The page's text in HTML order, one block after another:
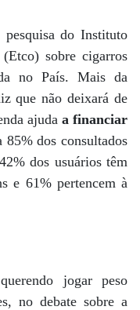
pesquisa do Instituto
sobre cigarros
no País. Mais da
que não deixará de
ajuda a financiar
85% dos consultados
dos usuários têm
e 61% pertencem à
jogar peso
no debate sobre a